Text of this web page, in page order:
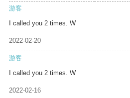
游客
I called you 2 times. W
2022-02-20
游客
I called you 2 times. W
2022-02-16